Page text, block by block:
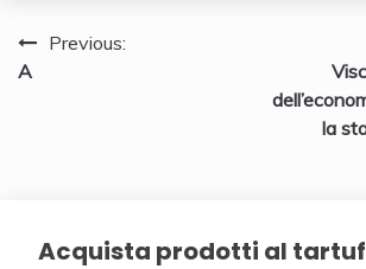
Navigazione
articoli
Previous:
A
la
Acquista prodotti al